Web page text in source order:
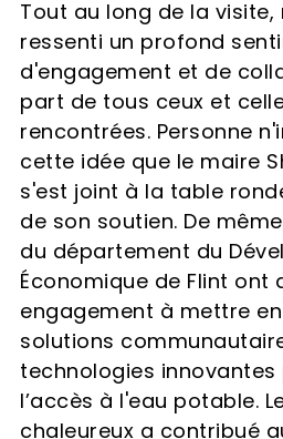
Tout au long de la
ressenti un profond
d'engagement et de
part de tous ceux et
rencontrées. Personne
cette idée que le maire
s'est joint à la table
de son soutien. De
du département du
Économique de Flint ont
engagement à mettre
solutions
technologies innovantes
l’accès à l'eau potable.
chaleureux a contribué